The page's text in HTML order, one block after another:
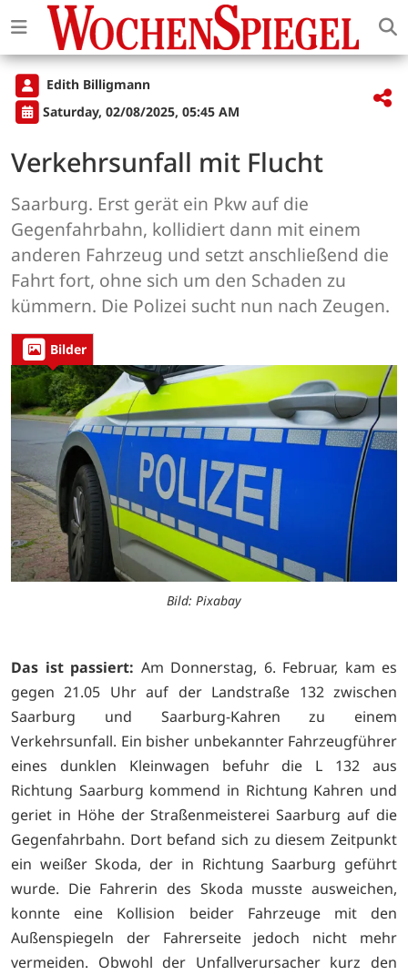
Edith Billigmann
Saturday, 02/08/2025, 05:45 AM
Verkehrsunfall mit Flucht
Saarburg. Erst gerät ein Pkw auf die
Gegenfahrbahn, kollidiert dann mit einem
anderen Fahrzeug und setzt anschließend die
Fahrt fort, ohne sich um den Schaden zu
kümmern. Die Polizei sucht nun nach Zeugen.
Bilder
Bild: Pixabay
Das ist passiert: Am Donnerstag, 6. Februar, kam es
gegen 21.05 Uhr auf der Landstraße 132 zwischen
Saarburg und Saarburg-Kahren zu einem
Verkehrsunfall. Ein bisher unbekannter Fahrzeugführer
eines dunklen Kleinwagen befuhr die L 132 aus
Richtung Saarburg kommend in Richtung Kahren und
geriet in Höhe der Straßenmeisterei Saarburg auf die
Gegenfahrbahn. Dort befand sich zu diesem Zeitpunkt
ein weißer Skoda, der in Richtung Saarburg geführt
wurde. Die Fahrerin des Skoda musste ausweichen,
konnte eine Kollision beider Fahrzeuge mit den
Außenspiegeln der Fahrerseite jedoch nicht mehr
vermeiden. Obwohl der Unfallverursacher kurz den